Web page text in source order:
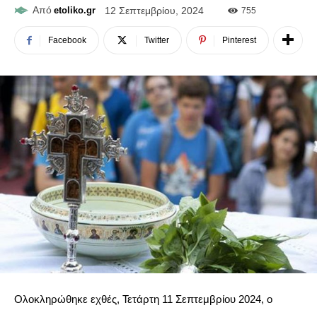
Από etoliko.gr 12 Σεπτεμβρίου, 2024 755
Facebook Twitter Pinterest
Ολοκληρώθηκε εχθές, Τετάρτη 11 Σεπτεμβρίου 2024, ο